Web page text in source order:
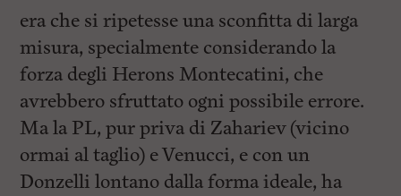
era che si ripetesse una sconfitta di larga
misura, specialmente considerando la
forza degli Herons Montecatini, che
avrebbero sfruttato ogni possibile errore.
Ma la PL, pur priva di Zahariev (vicino
ormai al taglio) e Venucci, e con un
Donzelli lontano dalla forma ideale, ha